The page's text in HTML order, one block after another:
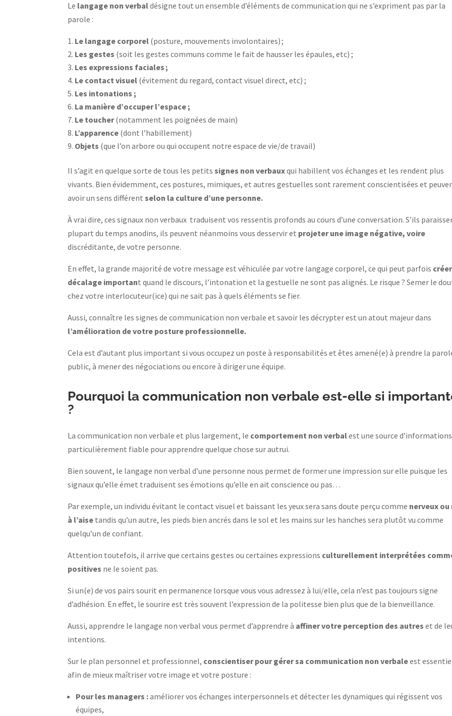
Le langage non verbaldésigne tout un ensemble d’éléments de communication qui ne s’expriment pas par la
parole :
Le langage corporel (posture, mouvements involontaires) ;
Les gestes (soit les gestes communs comme le fait de hausser les épaules, etc) ;
Les expressions faciales ;
Le contact visuel (évitement du regard, contact visuel direct, etc) ;
Les intonations ;
La manière d’occuper l’espace ;
Le toucher(notamment les poignées de main)
L’apparence (dont l’habillement)
Objets (que l’on arbore ou qui occupent notre espace de vie/de travail)
Il s’agit en quelque sorte de tous les petitssignes non verbauxqui habillent vos échanges et les rendent plus
vivants. Bien évidemment, ces postures, mimiques, et autres gestuelles sont rarement conscientisées et
avoir un sens différent selon la culture d’une personne.
À vrai dire, ces signaux non verbaux traduisent vos ressentis profonds au cours d’une conversation. S’ils
plupart du temps anodins, ils peuvent néanmoins vous desservir et projeter une image négative, voire
discréditante, de votre personne.
En effet, la grande majorité de votre message est véhiculée par votre langage corporel, ce qui peut parfois
décalage important quand le discours, l’intonation et la gestuelle ne sont pas alignés. Le risque ? Semer le
chez votre interlocuteur(ice) qui ne sait pas à quels éléments se fier.
Aussi, connaître les signes de communication non verbale et savoir les décrypter est un atout majeur dans
l’amélioration de votre posture professionnelle.
Cela est d’autant plus important si vous occupez un poste à responsabilités et êtes amené(e) à prendre la
public, à mener des négociations ou encore à diriger une équipe.
Pourquoi la communication non verbale est-elle si
?
La communication non verbale et plus largement, le comportement non verbalest une source d’informations
particulièrement fiable pour apprendre quelque chose sur autrui.
Bien souvent, le langage non verbal d’une personne nous permet de former une impression sur elle puisque les
signaux qu’elle émet traduisent ses émotions qu’elle en ait conscience ou pas…
Par exemple, un individu évitant le contact visuel et baissant les yeux sera sans doute perçu comme nerveux ou
à l’aise tandis qu’un autre, les pieds bien ancrés dans le sol et les mains sur les hanches sera plutôt vu comme
quelqu’un de confiant.
Attention toutefois, il arrive que certains gestes ou certaines expressions culturellement interprétées
positives ne le soient pas.
Si un(e) de vos pairs sourit en permanence lorsque vous vous adressez à lui/elle, cela n’est pas toujours signe
d’adhésion. En effet, le sourire est très souvent l’expression de la politesse bien plus que de la bienveillance.
Aussi, apprendre le langage non verbal vous permet d’apprendre à affiner votre perception des autres et de
intentions.
Sur le plan personnel et professionnel, conscientiser pour gérer sa communication non verbaleest
afin de mieux maîtriser votre image et votre posture :
Pour les managers :améliorer vos échanges interpersonnels et détecter les dynamiques qui régissent vos
équipes,